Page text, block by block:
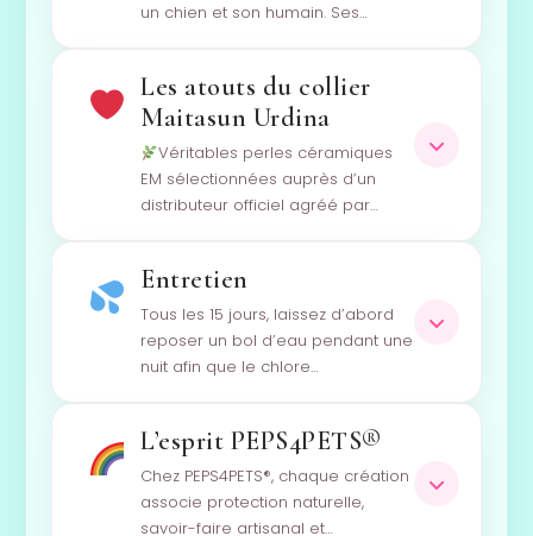
un chien et son humain. Ses…
Les atouts du collier
Maitasun Urdina
Véritables perles céramiques
EM sélectionnées auprès d’un
distributeur officiel agréé par…
Entretien
Tous les 15 jours, laissez d’abord
reposer un bol d’eau pendant une
nuit afin que le chlore…
L’esprit PEPS4PETS®
Chez PEPS4PETS®, chaque création
associe protection naturelle,
savoir-faire artisanal et…